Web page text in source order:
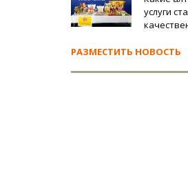
услуги
РАЗМЕСТИТЬ НОВОСТЬ